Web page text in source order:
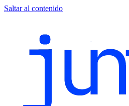
Saltar al contenido